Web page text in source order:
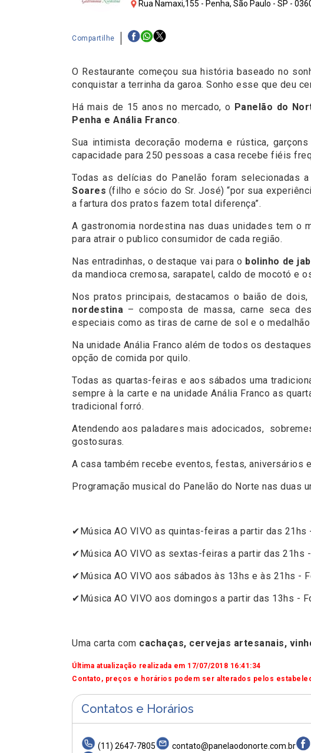
Rua Namaxi,155 - Penha, São Paulo - SP -
Compartilhe
O Restaurante começou sua história baseado no
conquistar a terrinha da garoa. Sonho esse que deu
Há mais de 15 anos no mercado, o Panelão do
Penha e Anália Franco.
Sua intimista decoração moderna e rústica,
capacidade para 250 pessoas a casa recebe fiéis
Todas as delícias do Panelão foram selecionadas
Soares (filho e sócio do Sr. José) “por sua
a fartura dos pratos fazem total diferença”.
A gastronomia nordestina nas duas unidades tem o
para atrair o publico
Nas entradinhas, o destaque vai para o bolinho de
da mandioca cremosa, sarapatel, caldo de mocotó e
Nos pratos principais, destacamos o baião de
nordestina – composta de massa, carne seca
especiais como as tiras de carne de sol e o
Na unidade Anália Franco além de todos os
opção de comida por quilo.
Todas as quartas-feiras e aos sábados uma
sempre à la carte e na unidade Anália Franco as
tradicional forró.
Atendendo aos paladares mais adocicados,
gostosuras.
A casa também recebe eventos, festas, aniversários
Programação musical do Panelão do Norte nas duas
✔Música AO VIVO as quintas-feiras a partir das 21hs
✔Música AO VIVO as sextas-feiras a partir das 21hs
✔Música AO VIVO aos sábados às 13hs e às 21hs -
✔Música AO VIVO aos domingos a partir das 13hs -
Uma carta com cachaças, cervejas artesanais,
Última atualização realizada em 17/07/2018 16:41:34
Contato, preços e horários podem ser alterados pelos
Contatos e Horários
(11) 2647-7805 contato@panelaodonorte.com.br